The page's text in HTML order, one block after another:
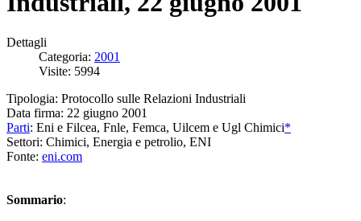
Dettagli
Categoria: 2001
Visite: 5994
Tipologia: Protocollo sulle Relazioni Industriali
Data firma: 22 giugno 2001
Parti: Eni e Filcea, Fnle, Femca, Uilcem e Ugl Chimici*
Settori: Chimici, Energia e petrolio, ENI
Fonte: eni.com
Sommario: